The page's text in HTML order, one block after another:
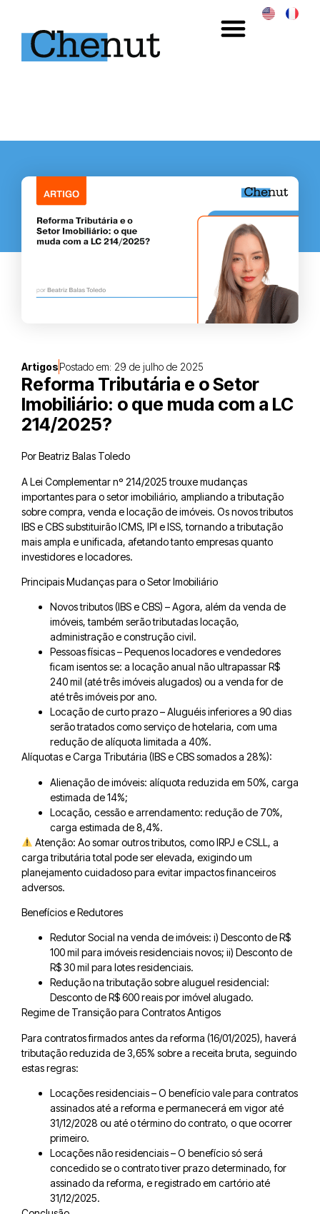
ArtigosPostado em: 29 de julho de 2025
Reforma Tributária e o Setor
Imobiliário: o que muda com a LC
214/2025?
Por Beatriz Balas Toledo
A Lei Complementar nº 214/2025 trouxe mudanças
importantes para o setor imobiliário, ampliando a tributação
sobre compra, venda e locação de imóveis. Os novos tributos
IBS e CBS substituirão ICMS, IPI e ISS, tornando a tributação
mais ampla e unificada, afetando tanto empresas quanto
investidores e locadores.
Principais Mudanças para o Setor Imobiliário
Novos tributos (IBS e CBS) – Agora, além da venda de
imóveis, também serão tributadas locação,
administração e construção civil.
Pessoas físicas – Pequenos locadores e vendedores
ficam isentos se: a locação anual não ultrapassar R$
240 mil (até três imóveis alugados) ou a venda for de
até três imóveis por ano.
Locação de curto prazo – Aluguéis inferiores a 90 dias
serão tratados como serviço de hotelaria, com uma
redução de alíquota limitada a 40%.
Alíquotas e Carga Tributária (IBS e CBS somados a 28%):
Alienação de imóveis: alíquota reduzida em 50%, carga
estimada de 14%;
Locação, cessão e arrendamento: redução de 70%,
carga estimada de 8,4%.
Atenção: Ao somar outros tributos, como IRPJ e CSLL, a
carga tributária total pode ser elevada, exigindo um
planejamento cuidadoso para evitar impactos financeiros
adversos.
Benefícios e Redutores
Redutor Social na venda de imóveis: i) Desconto de R$
100 mil para imóveis residenciais novos; ii) Desconto de
R$ 30 mil para lotes residenciais.
Redução na tributação sobre aluguel residencial:
Desconto de R$ 600 reais por imóvel alugado.
Regime de Transição para Contratos Antigos
Para contratos firmados antes da reforma (16/01/2025), haverá
tributação reduzida de 3,65% sobre a receita bruta, seguindo
estas regras:
Locações residenciais – O benefício vale para contratos
assinados até a reforma e permanecerá em vigor até
31/12/2028 ou até o término do contrato, o que ocorrer
primeiro.
Locações não residenciais – O benefício só será
concedido se o contrato tiver prazo determinado, for
assinado da reforma, e registrado em cartório até
31/12/2025.